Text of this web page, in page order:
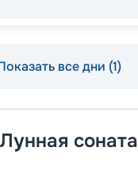
все дни (1)
Лунная соната